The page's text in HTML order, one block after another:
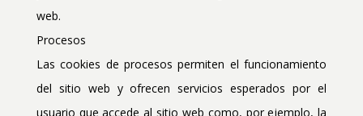
web.
Procesos
Las cookies de procesos permiten el funcionamiento
del sitio web y ofrecen servicios esperados por el
usuario que accede al sitio web como, por ejemplo, la